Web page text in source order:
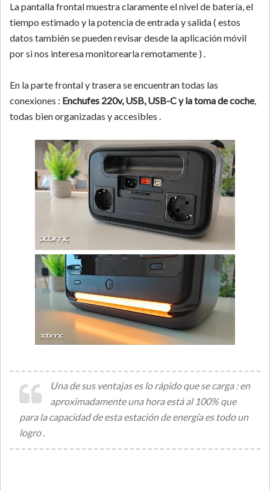
La pantalla frontal muestra claramente el nivel de batería, el
tiempo estimado y la potencia de entrada y salida ( estos
datos también se pueden revisar desde la aplicación móvil
por si nos interesa monitorearla remotamente ) .
En la parte frontal y trasera se encuentran todas las
conexiones : Enchufes 220v, USB, USB-C y la toma de coche,
todas bien organizadas y accesibles .
Una de sus ventajas es lo rápido que se carga : en
aproximadamente una hora está al 100% que
para la capacidad de esta estación de energía es todo un
logro .